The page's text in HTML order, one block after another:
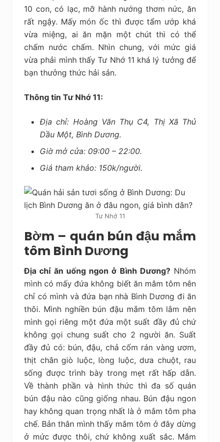
10 con, có lạc, mỡ hành nướng thơm nức, ăn
rất ngậy. Mấy món ốc thì được tẩm ướp khá
vừa miệng, ai ăn mặn một chút thì có thể
chấm nước chấm. Nhìn chung, với mức giá
vừa phải mình thấy Tư Nhớ 11 khá lý tưởng để
bạn thưởng thức hải sản.
Thông tin Tư Nhớ 11:
Địa chỉ: Hoàng Văn Thụ C4, Thị Xã Thủ
Dầu Một, Bình Dương.
Giờ mở cửa: 09:00 – 22:00.
Giá tham khảo: 150k/người.
Tư Nhớ 11
Bờm – quán bún đậu mắm
tôm Bình Dương
Địa chỉ ăn uống ngon ở Bình Dương?Nhóm
mình có mấy đứa không biết ăn mắm tôm nên
chỉ có mình và đứa bạn nhà Bình Dương đi ăn
thôi. Mình nghiền bún đậu mắm tôm lắm nên
mình gọi riêng một đứa một suất đầy đủ chứ
không gọi chung suất cho 2 người ăn. Suất
đầy đủ có: bún, đậu, chả cốm rán vàng ươm,
thịt chân giò luộc, lòng luộc, dưa chuột, rau
sống được trình bày trong mẹt rất hấp dẫn.
Về thành phần và hình thức thì đa số quán
bún đậu nào cũng giống nhau. Bún đậu ngon
hay không quan trọng nhất là ở mắm tôm pha
chế. Bản thân mình thấy mắm tôm ở đây dừng
ở mức được thôi, chứ không xuất sắc. Mắm